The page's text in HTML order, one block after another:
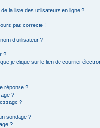
la liste des utilisateurs en ligne ?
pas correcte !
d’utilisateur ?
?
je clique sur le lien de courrier
réponse ?
?
?
sondage ?
?